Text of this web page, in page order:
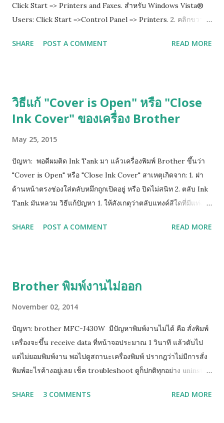
Click Start => Printers and Faxes. สำหรับ Windows Vista®
Users: Click Start =>Control Panel => Printers. 2. คลิกขวาที่
Advance แล้วติ๊กออกตรงช่อง Enable advanced printing
SHARE POST A COMMENT READ MORE
วิธีแก้ "Cover is Open" หรือ "Close
Ink Cover" ของเครื่อง Brother
May 25, 2015
ปัญหา: พอดีผมติด Ink Tank มา แล้วเครื่องพิมพ์ Brother ขึ้นว่า
"Cover is Open" หรือ "Close Ink Cover" สาเหตุเกิดจาก: 1. ฝา
ด้านหน้าตรงช่องใส่ตลับหมึกถูกเปิดอยู่ หรือ ปิดไม่สนิท 2. ตลับ Ink
Tank มันหลวม วิธีแก้ปัญหา 1. ให้สังเกตุว่าตลับแทงค์สีใดที่มีแท่ง
ฐานตลับแทงค์สีนั้น 2. หากยังฟ้องคำสั่งเดิมให้ถอดตลับทั้งหมดออก
อยู่ด้านข้าง)
SHARE POST A COMMENT READ MORE
Brother พิมพ์งานไม่ออก
November 02, 2014
ปัญหา: brother MFC-J430W มีปัญหาพิมพ์งานไม่ได้ คือ สั่งพิมพ์
เครื่องจะขึ้น receive data ที่หน้าจอประมาณ 1 วินาที แล้วดับไป
แต่ไม่ยอมพิมพ์งาน พอไปดูสถานะเครื่องพิมพ์ ปรากฎว่าไม่มีการสั่ง
พิมพ์อะไรค้างอยู่เลย เช็ค troubleshoot ดูก็ปกติทุกอย่าง uninstall
print ได้ แต่ไม่สามารถพิมพ์ได้ วิธีแก้ไขเบื้องต้น ให้คุณทำการ Add
SHARE 3 COMMENTS READ MORE